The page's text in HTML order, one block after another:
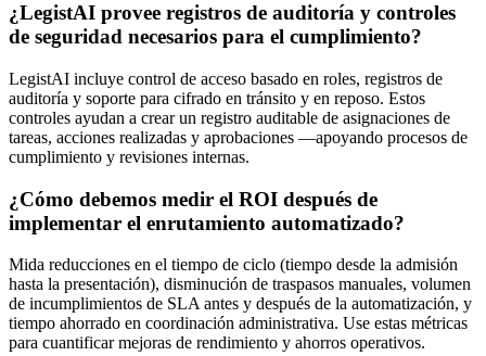
¿LegistAI provee registros de auditoría y controles
de seguridad necesarios para el cumplimiento?
LegistAI incluye control de acceso basado en roles, registros de
auditoría y soporte para cifrado en tránsito y en reposo. Estos
controles ayudan a crear un registro auditable de asignaciones de
tareas, acciones realizadas y aprobaciones —apoyando procesos de
cumplimiento y revisiones internas.
¿Cómo debemos medir el ROI después de
implementar el enrutamiento automatizado?
Mida reducciones en el tiempo de ciclo (tiempo desde la admisión
hasta la presentación), disminución de traspasos manuales, volumen
de incumplimientos de SLA antes y después de la automatización, y
tiempo ahorrado en coordinación administrativa. Use estas métricas
para cuantificar mejoras de rendimiento y ahorros operativos.